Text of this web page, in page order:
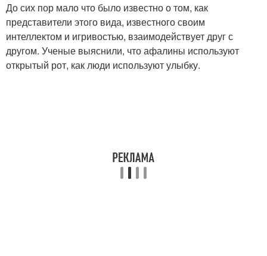
До сих пор мало что было известно о том, как
представители этого вида, известного своим
интеллектом и игривостью, взаимодействует друг с
другом. Ученые выяснили, что афалины используют
открытый рот, как люди используют улыбку.